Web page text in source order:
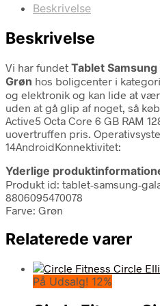
Beskrivelse
Beskrivelse
Vi har fundet Tablet Samsung
Grøn hos boligcenter i
og elektronik og kan lide at
uden at gå glip af noget, så
Active5 Octa Core 6 GB RAM
uovertruffen pris.
14AndroidKonnektivitet:
Yderlige
Produkt id: tablet-samsung-
8806095470078
Farve: Grøn
Relaterede varer
På Udsalg! 12%